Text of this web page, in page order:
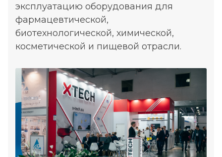
эксплуатацию оборудования для
фармацевтической,
биотехнологической, химической,
косметической и пищевой отрасли.